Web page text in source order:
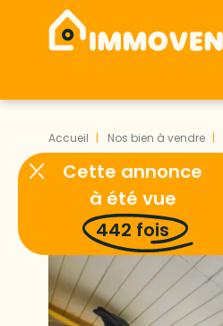
Accueil Nos bien à vendre
Cette annonce
à été vue
442 fois